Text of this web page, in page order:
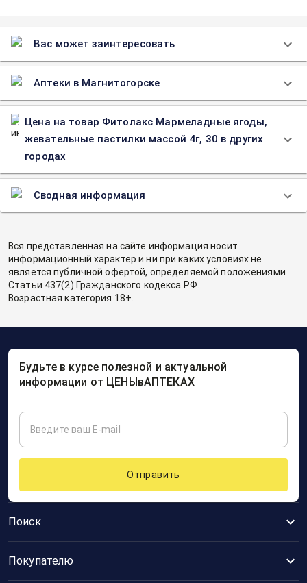
Вас может заинтересовать
Аптеки в Магнитогорске
Цена на товар Фитолакс Мармеладные ягоды,
жевательные пастилки массой 4г, 30 в других
городах
Сводная информация
Вся представленная на сайте информация носит
информационный характер и ни при каких условиях не
является публичной офертой, определяемой положениями
Статьи 437(2) Гражданского кодекса РФ.
Возрастная категория 18+.
Поиск
Покупателю
Будьте в курсе полезной и актуальной
информации от ЦЕНЫвАПТЕКАХ
Отправить